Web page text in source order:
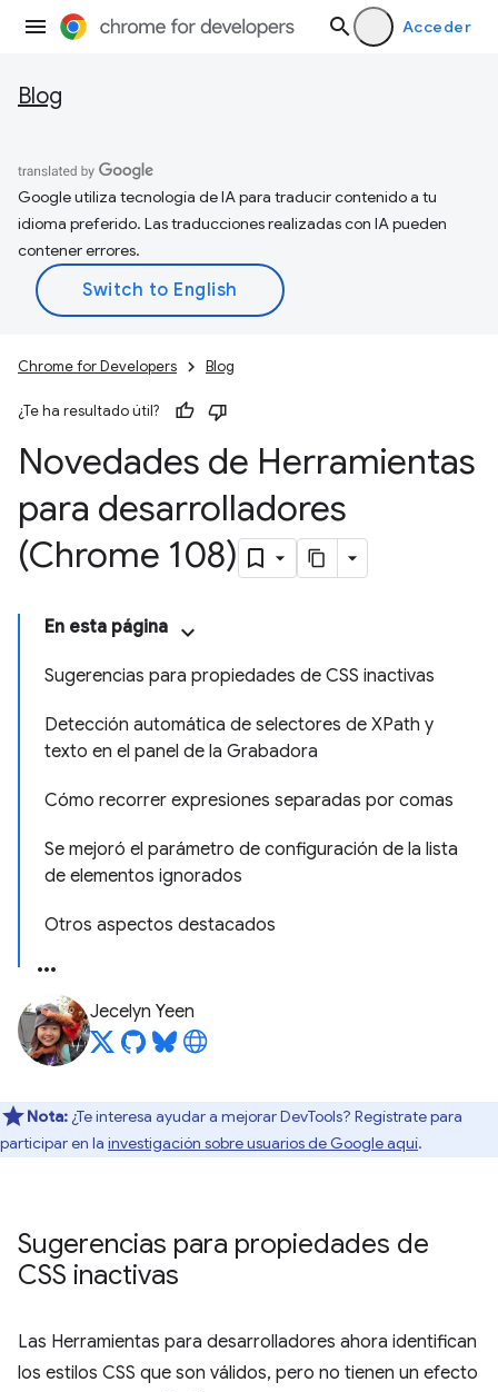
Acceder
Blog
Google utiliza tecnología de IA para traducir contenido a tu
idioma preferido. Las traducciones realizadas con IA pueden
contener errores.
Chrome for Developers Blog
¿Te ha resultado útil?
Novedades de Herramientas
para desarrolladores
(Chrome 108)
En esta página
Sugerencias para propiedades de CSS inactivas
Detección automática de selectores de XPath y
texto en el panel de la Grabadora
Cómo recorrer expresiones separadas por comas
Se mejoró el parámetro de configuración de la lista
de elementos ignorados
Otros aspectos destacados
Jecelyn Yeen
Nota: ¿Te interesa ayudar a mejorar DevTools? Regístrate para
participar en la investigación sobre usuarios de Google aquí.
Sugerencias para propiedades de
CSS inactivas
Las Herramientas para desarrolladores ahora identifican
los estilos CSS que son válidos, pero no tienen un efecto